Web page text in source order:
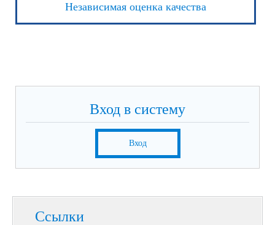
Независимая оценка качества
Вход в систему
Вход
Ссылки